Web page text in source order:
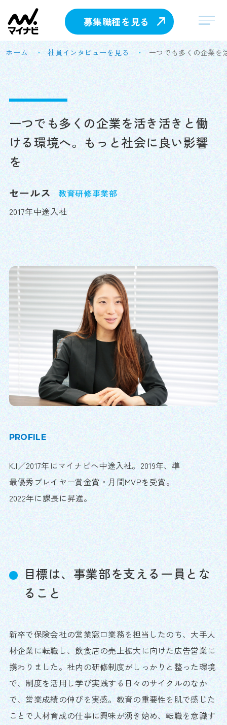
募集職種を見る
ホーム 社員インタビューを見る 一つでも多くの企業を
​​一つでも多くの企業を活き活きと働
ける環境へ。もっと社会に良い影響
を
セールス
教育研修事業部
2017年中途入社
PROFILE
K.I／2017年にマイナビへ中途入社。2019年、準
最優秀プレイヤー賞金賞・月間MVPを受賞。
2022年に課長に昇進。
目標は、事業部を支える一員とな
ること
新卒で保険会社の営業窓口業務を担当したのち、大手人
材企業に転職し、飲食店の売上拡大に向けた広告営業に
携わりました。社内の研修制度がしっかりと整った環境
で、制度を活用し学び実践する日々のサイクルのなか
で、営業成績の伸びを実感。教育の重要性を肌で感じた
ことで人材育成の仕事に興味が湧き始め、転職を意識す